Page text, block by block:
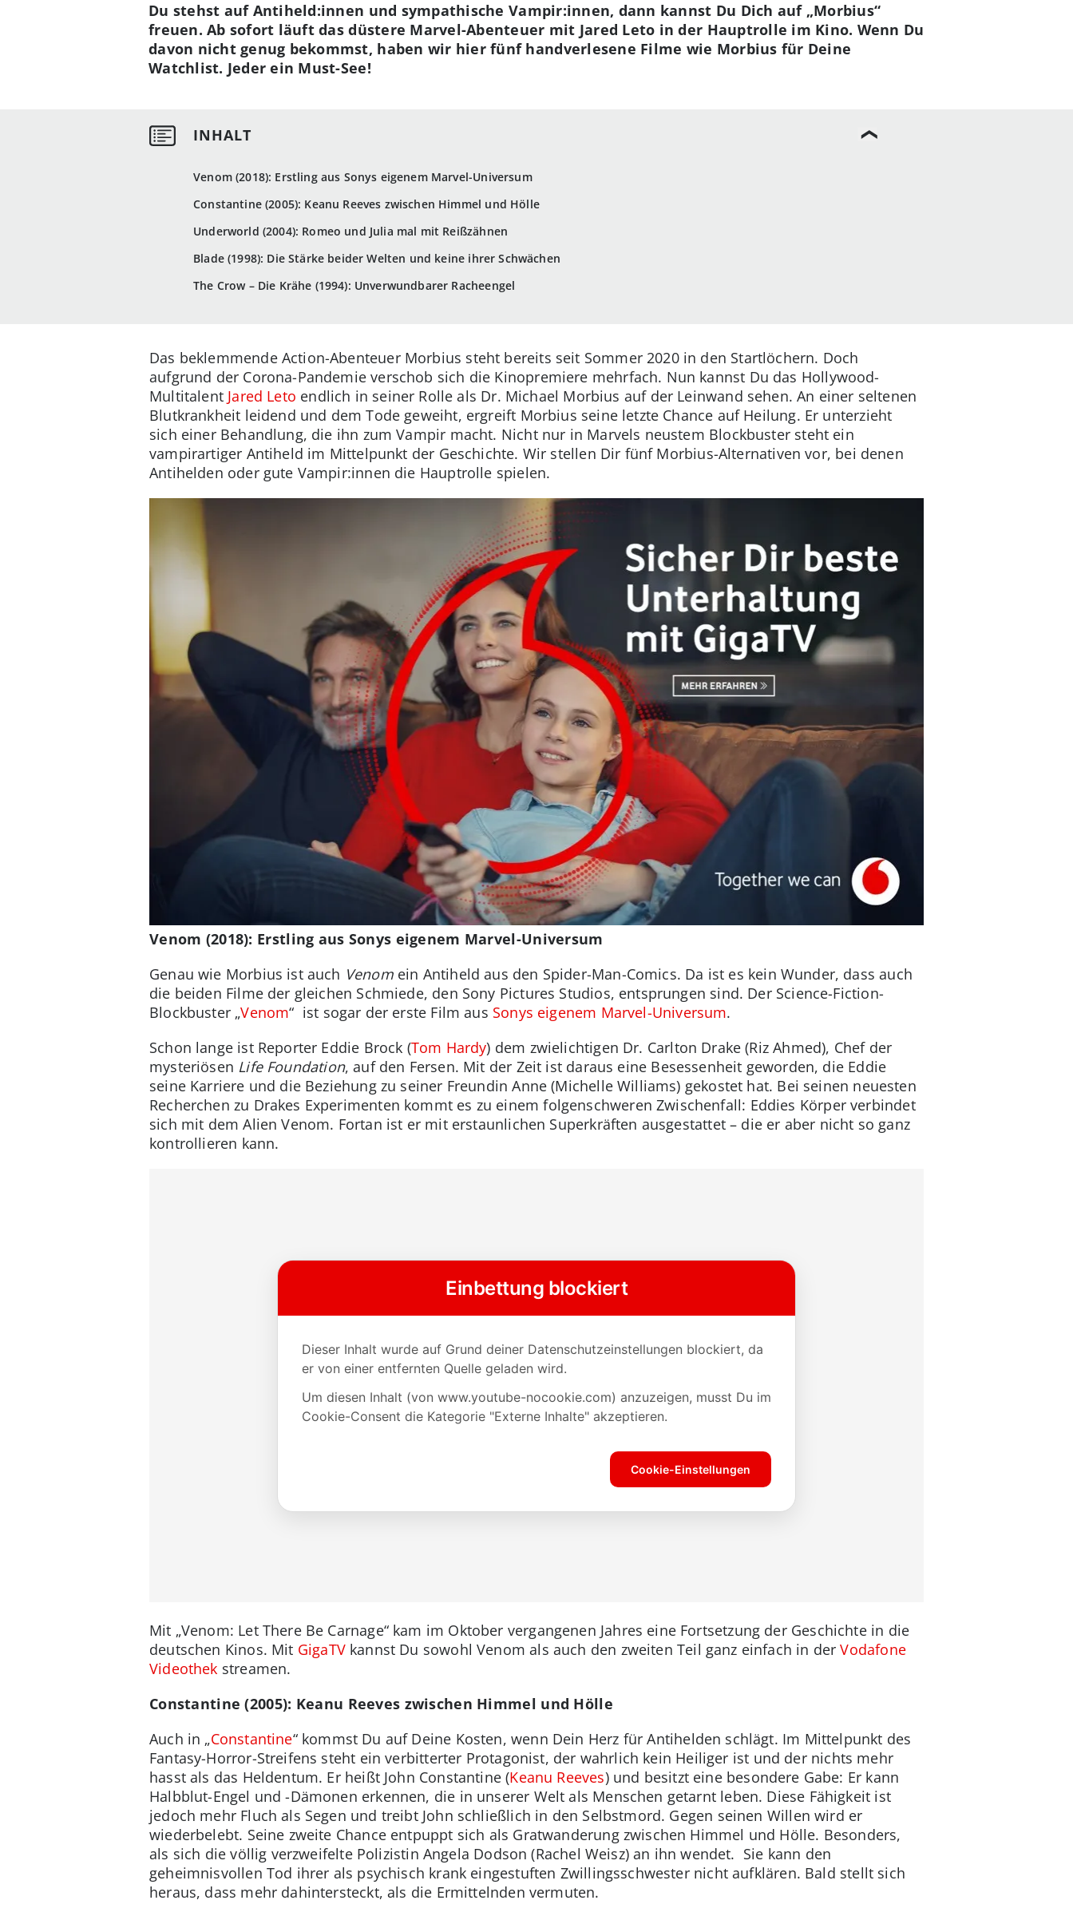
Venom (2018): Erstling aus Sonys eigenem Marvel-Universum
Constantine (2005): Keanu Reeves zwischen Himmel und Hölle
Underworld (2004): Romeo und Julia mal mit Reißzähnen
Blade (1998): Die Stärke beider Welten und keine ihrer Schwächen
The Crow – Die Krähe (1994): Unverwundbarer Racheengel
Du stehst auf Antiheld:innen und sympathische Vampir:innen, dann kannst Du Dich auf „Morbius“
freuen. Ab sofort läuft das düstere Marvel-Abenteuer mit Jared Leto in der Hauptrolle im Kino. Wenn Du
davon nicht genug bekommst, haben wir hier fünf handverlesene Filme wie Morbius für Deine
Watchlist. Jeder ein Must-See!
Das beklemmende Action-Abenteuer Morbius steht bereits seit Sommer 2020 in den Startlöchern. Doch
aufgrund der Corona-Pandemie verschob sich die Kinopremiere mehrfach. Nun kannst Du das Hollywood-
Multitalent Jared Leto endlich in seiner Rolle als Dr. Michael Morbius auf der Leinwand sehen. An einer seltenen
Blutkrankheit leidend und dem Tode geweiht, ergreift Morbius seine letzte Chance auf Heilung. Er unterzieht
sich einer Behandlung, die ihn zum Vampir macht. Nicht nur in Marvels neustem Blockbuster steht ein
vampirartiger Antiheld im Mittelpunkt der Geschichte. Wir stellen Dir fünf Morbius-Alternativen vor, bei denen
Antihelden oder gute Vampir:innen die Hauptrolle spielen.
Venom (2018): Erstling aus Sonys eigenem Marvel-Universum
Genau wie Morbius ist auch Venomein Antiheld aus den Spider-Man-Comics. Da ist es kein Wunder, dass auch
die beiden Filme der gleichen Schmiede, den Sony Pictures Studios, entsprungen sind. Der Science-Fiction-
Blockbuster „Venom“ ist sogar der erste Film aus Sonys eigenem Marvel-Universum.
Schon lange ist Reporter Eddie Brock (Tom Hardy) dem zwielichtigen Dr. Carlton Drake (Riz Ahmed), Chef der
mysteriösen Life Foundation, auf den Fersen. Mit der Zeit ist daraus eine Besessenheit geworden, die Eddie
seine Karriere und die Beziehung zu seiner Freundin Anne (Michelle Williams) gekostet hat. Bei seinen neuesten
Recherchen zu Drakes Experimenten kommt es zu einem folgenschweren Zwischenfall: Eddies Körper verbindet
sich mit dem Alien Venom. Fortan ist er mit erstaunlichen Superkräften ausgestattet – die er aber nicht so ganz
kontrollieren kann.
Mit „Venom: Let There Be Carnage“ kam im Oktober vergangenen Jahres eine Fortsetzung der Geschichte in die
deutschen Kinos. Mit GigaTVkannst Du sowohl Venom als auch den zweiten Teil ganz einfach in derVodafone
Videothek streamen.
Constantine (2005): Keanu Reeves zwischen Himmel und Hölle
Auch in „Constantine“ kommst Du auf Deine Kosten, wenn Dein Herz für Antihelden schlägt. Im Mittelpunkt des
Fantasy-Horror-Streifens steht ein verbitterter Protagonist, der wahrlich kein Heiliger ist und der nichts mehr
hasst als das Heldentum. Er heißt John Constantine (Keanu Reeves) und besitzt eine besondere Gabe: Er kann
Halbblut-Engel und -Dämonen erkennen, die in unserer Welt als Menschen getarnt leben. Diese Fähigkeit ist
jedoch mehr Fluch als Segen und treibt John schließlich in den Selbstmord. Gegen seinen Willen wird er
wiederbelebt. Seine zweite Chance entpuppt sich als Gratwanderung zwischen Himmel und Hölle. Besonders,
als sich die völlig verzweifelte Polizistin Angela Dodson (Rachel Weisz) an ihn wendet. Sie kann den
geheimnisvollen Tod ihrer als psychisch krank eingestuften Zwillingsschwester nicht aufklären. Bald stellt sich
heraus, dass mehr dahintersteckt, als die Ermittelnden vermuten.